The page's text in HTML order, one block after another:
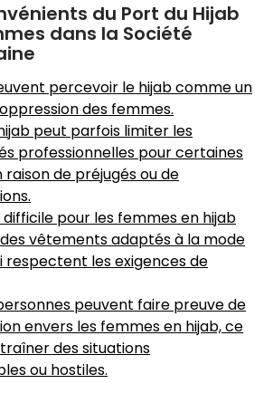
du Port du Hijab
dans la Société
percevoir le hijab comme un
des femmes.
peut parfois limiter les
professionnelles pour certaines
de préjugés ou de
pour les femmes en hijab
vêtements adaptés à la mode
respectent les exigences de
peuvent faire preuve de
envers les femmes en hijab, ce
des situations
ou hostiles.